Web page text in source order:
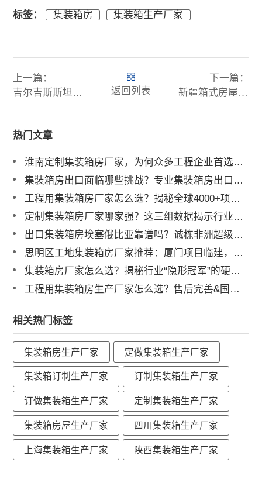
标签： 集装箱房 集装箱生产厂家
上一篇：
吉尔吉斯斯坦集装箱板房出口，专业团队上门安装——中亚工程营地的最佳选择
返回列表
下一篇：
新疆箱式房屋出口，畅通中蒙俄走廊，塔克什肯口岸直发
热门文章
淮南定制集装箱房厂家，为何众多工程企业首选诚栋营地？
集装箱房出口面临哪些挑战？专业集装箱房出口流程与解决方案全解析
工程用集装箱房厂家怎么选？揭秘全球4000+项目背后的实力品牌
定制集装箱房厂家哪家强？这三组数据揭示行业标杆
出口集装箱房埃塞俄比亚靠谱吗？诚栋非洲超级营地案例深度解析
思明区工地集装箱房厂家推荐：厦门项目临建，为何总包单位都选他？
集装箱房厂家怎么选？揭秘行业“隐形冠军”的硬核实力
工程用集装箱房生产厂家怎么选？售后完善&国内三大工厂直供解析
相关热门标签
集装箱房生产厂家 定做集装箱生产厂家
集装箱订制生产厂家 订制集装箱生产厂家
订做集装箱生产厂家 定制集装箱生产厂家
集装箱房屋生产厂家 四川集装箱生产厂家
上海集装箱生产厂家 陕西集装箱生产厂家